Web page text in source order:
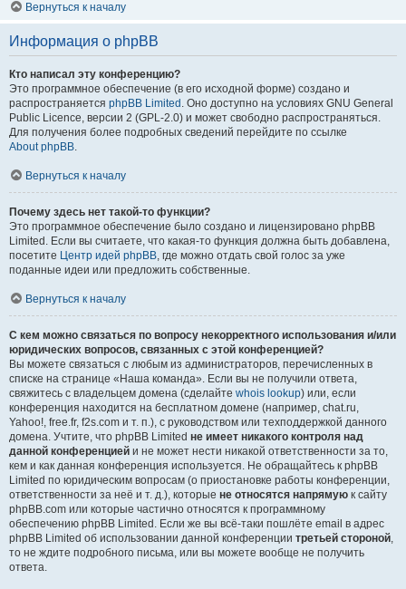
Вернуться к началу
Информация о phpBB
Кто написал эту конференцию?
Это программное обеспечение (в его исходной форме) создано и
распространяется phpBB Limited . Оно доступно на условиях GNU General
Public Licence, версии 2 (GPL-2.0) и может свободно распространяться.
Для получения более подробных сведений перейдите по ссылке
About phpBB.
Вернуться к началу
Почему здесь нет такой-то функции?
Это программное обеспечение было создано и лицензировано phpBB
Limited. Если вы считаете, что какая-то функция должна быть добавлена,
посетите Центр идей phpBB, где можно отдать свой голос за уже
поданные идеи или предложить собственные.
Вернуться к началу
С кем можно связаться по вопросу некорректного использования и/или
юридических вопросов, связанных с этой конференцией?
Вы можете связаться с любым из администраторов, перечисленных в
списке на странице «Наша команда». Если вы не получили ответа,
свяжитесь с владельцем домена (сделайте whois lookup) или, если
конференция находится на бесплатном домене (например, chat.ru,
Yahoo!, free.fr, f2s.com и т. п.), с руководством или техподдержкой данного
домена. Учтите, что phpBB Limited не имеет никакого контроля над
данной конференцией и не может нести никакой ответственности за то,
кем и как данная конференция используется. Не обращайтесь к phpBB
Limited по юридическим вопросам (о приостановке работы конференции,
ответственности за неё и т. д.), которые не относятся напрямую к сайту
phpBB.com или которые частично относятся к программному
обеспечению phpBB Limited. Если же вы всё-таки пошлёте email в адрес
phpBB Limited об использовании данной конференции третьей стороной,
то не ждите подробного письма, или вы можете вообще не получить
ответа.